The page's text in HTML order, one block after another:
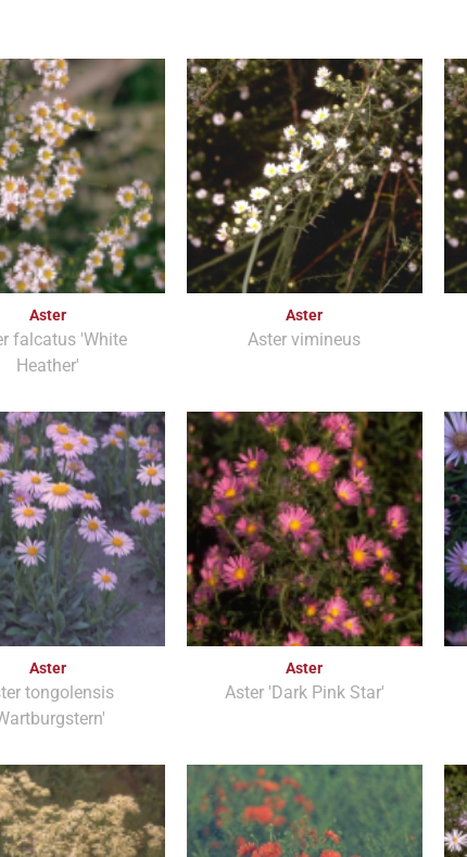
Aster
falcatus 'White
Heather'
Aster
Aster vimineus
Aster
tongolensis
Aster
Aster 'Dark Pink Star'